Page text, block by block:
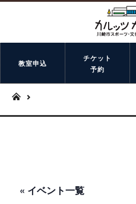
教室申込
チケット
予約
« イベント一覧